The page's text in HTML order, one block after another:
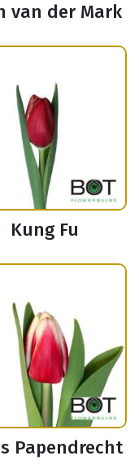
van der Mark
Kung Fu
Papendrecht